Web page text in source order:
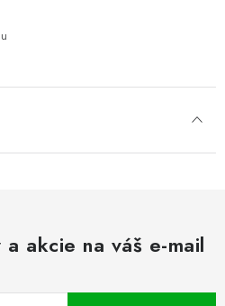
akcie na váš e-mail